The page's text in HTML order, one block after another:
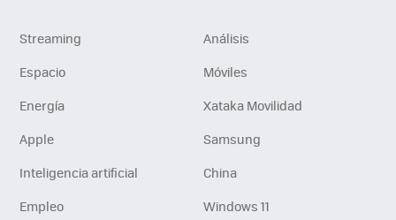
Streaming
Análisis
Espacio
Móviles
Energía
Xataka Movilidad
Apple
Samsung
Inteligencia artificial
China
Empleo
Windows 11